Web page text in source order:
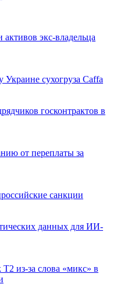
экс-владельца
сухогруза Caffa
госконтрактов в
от переплаты за
санкции
данных для ИИ-
из-за слова «микс» в